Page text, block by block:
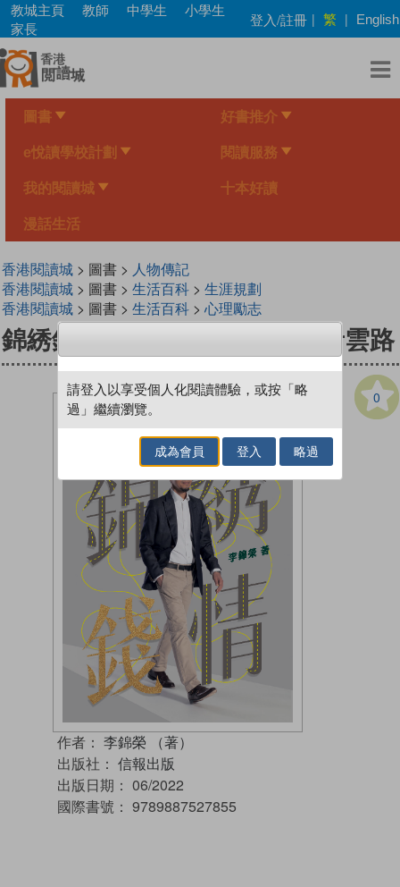
Skip
main
content
教城主頁 教師 中學生
小學生
家長
登入/註冊 | 繁 | English
圖書 好書推介
e悅讀學校計劃 閱讀服務
我的閱讀城 十本好讀
漫話生活
香港閱讀城> 圖書 > 人物傳記
香港閱讀城> 圖書 > 生活百科> 生涯規劃
香港閱讀城> 圖書 > 生活百科> 心理勵志
錦綉錢情──職場必殺技 編織青雲路
0
作者： 李錦榮 （著）
出版社： 信報出版
出版日期： 06/2022
國際書號： 9789887527855
請登入以享受個人化閱讀體驗，或按「略
過」繼續瀏覽。
成為會員 登入 略過